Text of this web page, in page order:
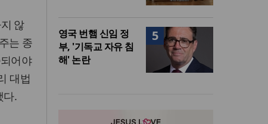
않
는 종
어야
대법
다.
5
영국 번햄 신임 정
부, '기독교 자유 침
해' 논란